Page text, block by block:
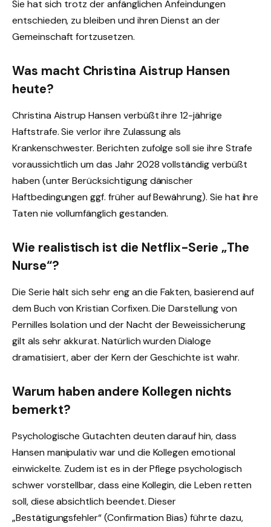
Sie hat sich trotz der anfänglichen Anfeindungen
entschieden, zu bleiben und ihren Dienst an der
Gemeinschaft fortzusetzen.
Was macht Christina Aistrup Hansen
heute?
Christina Aistrup Hansen verbüßt ihre 12-jährige
Haftstrafe. Sie verlor ihre Zulassung als
Krankenschwester. Berichten zufolge soll sie ihre Strafe
voraussichtlich um das Jahr 2028 vollständig verbüßt
haben (unter Berücksichtigung dänischer
Haftbedingungen ggf. früher auf Bewährung). Sie hat ihre
Taten nie vollumfänglich gestanden.
Wie realistisch ist die Netflix-Serie „The
Nurse“?
Die Serie hält sich sehr eng an die Fakten, basierend auf
dem Buch von Kristian Corfixen. Die Darstellung von
Pernilles Isolation und der Nacht der Beweissicherung
gilt als sehr akkurat. Natürlich wurden Dialoge
dramatisiert, aber der Kern der Geschichte ist wahr.
Warum haben andere Kollegen nichts
bemerkt?
Psychologische Gutachten deuten darauf hin, dass
Hansen manipulativ war und die Kollegen emotional
einwickelte. Zudem ist es in der Pflege psychologisch
schwer vorstellbar, dass eine Kollegin, die Leben retten
soll, diese absichtlich beendet. Dieser
„Bestätigungsfehler“ (Confirmation Bias) führte dazu,